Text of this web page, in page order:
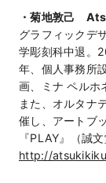
・菊地敦己
グラフィックデ
学彫刻科中退。
年、個人事務所
画、ミナ ペルホ
また、オルタナ
催し、アートブ
『PLAY』（誠
http://